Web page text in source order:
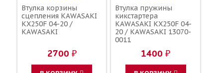
Втулка корзины
сцепления KAWASAKI
KX250F 04-20 /
KAWASAKI
2700 ₽
Втулка пружины
кикстартера
KAWASAKI KX250F 04-
20 / KAWASAKI 13070-
0011
1400 ₽